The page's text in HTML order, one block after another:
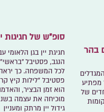
בהר
מפתיע
של
סופ"ש של חגיגות
חגיגת יין בגן
הנגב, פסטיבל
לכל המשפחה. כך
פסטיבל "לילות קיץ
הוא זמן הבציר,
מוכיחה את עצמה
גידול יין מרתק ומעניין